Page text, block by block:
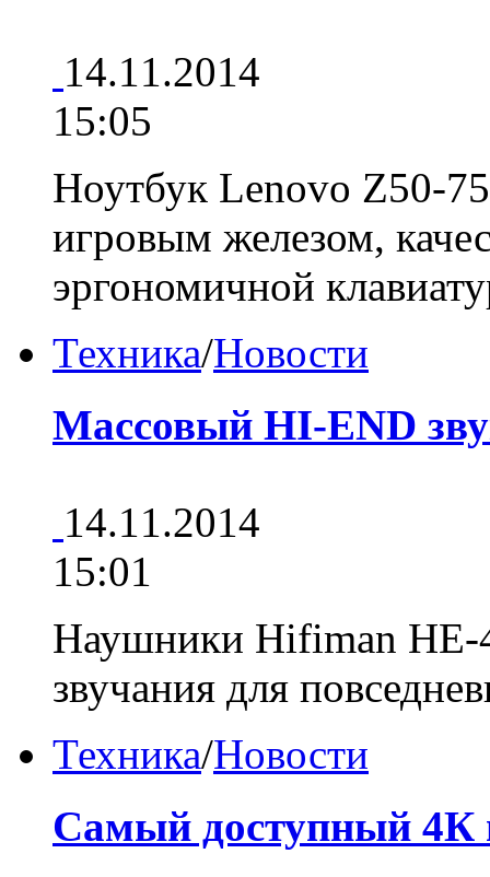
14.11.2014
15:05
Ноутбук Lenovo Z50-
игровым железом,
эргономичной
Техника/Новости
Массовый HI-END
14.11.2014
15:01
Наушники Hifiman
звучания для
Техника/Новости
Самый доступный 4К